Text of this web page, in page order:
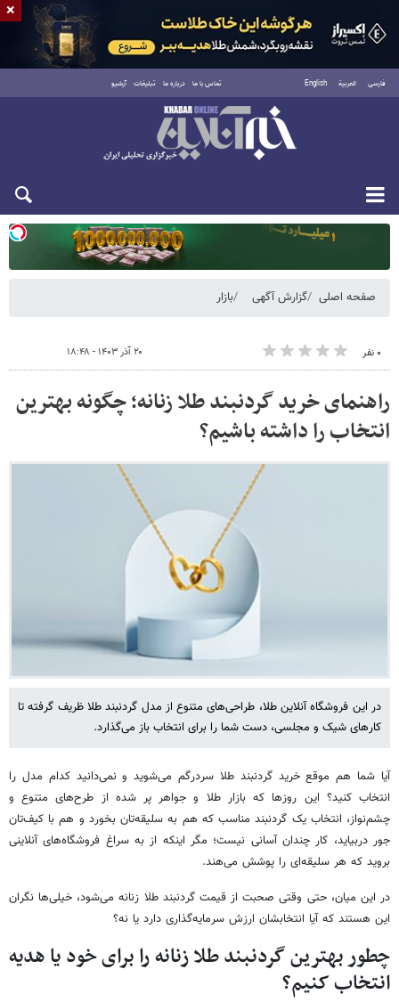
فارسی العربية English تماس با ما درباره ما تبلیغات آرشیو
دوشنبه ۱۹ مرداد ۱۴۰۵
صفحه اصلی گزارش آگهی بازار
۰ نفر ۲۰ آذر ۱۴۰۳ - ۱۸:۴۸
راهنمای خرید گردنبند طلا زنانه؛ چگونه بهترین
انتخاب را داشته باشیم؟
در این فروشگاه آنلاین طلا، طراحی‌های متنوع از مدل گردنبند طلا ظریف گرفته تا
کارهای شیک و مجلسی، دست شما را برای انتخاب باز می‌گذارد.
آیا شما هم موقع خرید گردنبند طلا سردرگم می‌شوید و نمی‌دانید کدام مدل را
انتخاب کنید؟ این روزها که بازار طلا و جواهر پر شده از طرح‌های متنوع و
چشم‌نواز، انتخاب یک گردنبند مناسب که هم به سلیقه‌تان بخورد و هم با کیف‌تان
جور دربیاید، کار چندان آسانی نیست؛ مگر اینکه از به سراغ فروشگاه‌های آنلاینی
بروید که هر سلیقه‌ای را پوشش می‌هند.
در این میان، حتی وقتی صحبت از قیمت گردنبند طلا زنانه می‌شود، خیلی‌ها نگران
این هستند که آیا انتخابشان ارزش سرمایه‌گذاری دارد یا نه؟
چطور بهترین گردنبند طلا زنانه را برای خود یا هدیه
انتخاب کنیم؟
×